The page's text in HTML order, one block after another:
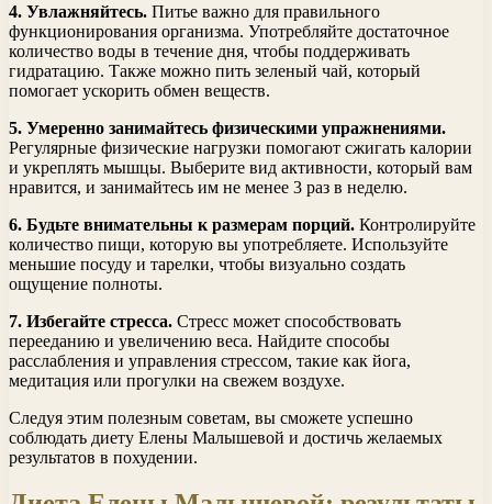
4. Увлажняйтесь. Питье важно для правильного
функционирования организма. Употребляйте достаточное
количество воды в течение дня, чтобы поддерживать
гидратацию. Также можно пить зеленый чай, который
помогает ускорить обмен веществ.
5. Умеренно занимайтесь физическими упражнениями.
Регулярные физические нагрузки помогают сжигать калории
и укреплять мышцы. Выберите вид активности, который вам
нравится, и занимайтесь им не менее 3 раз в неделю.
6. Будьте внимательны к размерам порций. Контролируйте
количество пищи, которую вы употребляете. Используйте
меньшие посуду и тарелки, чтобы визуально создать
ощущение полноты.
7. Избегайте стресса. Стресс может способствовать
перееданию и увеличению веса. Найдите способы
расслабления и управления стрессом, такие как йога,
медитация или прогулки на свежем воздухе.
Следуя этим полезным советам, вы сможете успешно
соблюдать диету Елены Малышевой и достичь желаемых
результатов в похудении.